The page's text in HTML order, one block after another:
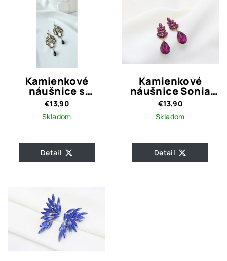
Kamienkové
náušnice s
čiernymi
kamienkami Gina
€13,90
Skladom
Detail
Kamienkové
náušnice Sonia
Magenta
€13,90
Skladom
Detail